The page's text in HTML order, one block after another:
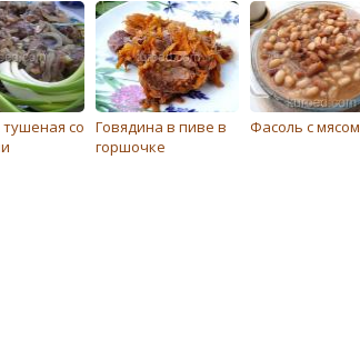
со
Говядина в пиве в
горшочке
Фасоль с мясом